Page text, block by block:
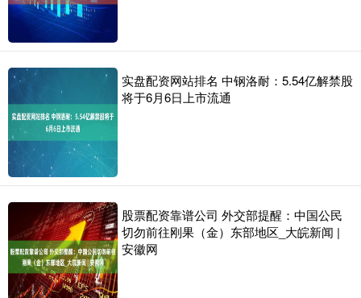
实盘配资网站排名 中钢洛耐：5.54亿解禁股
将于6月6日上市流通
股票配资靠谱公司 外交部提醒：中国公民
切勿前往刚果（金）东部地区_大皖新闻 |
安徽网